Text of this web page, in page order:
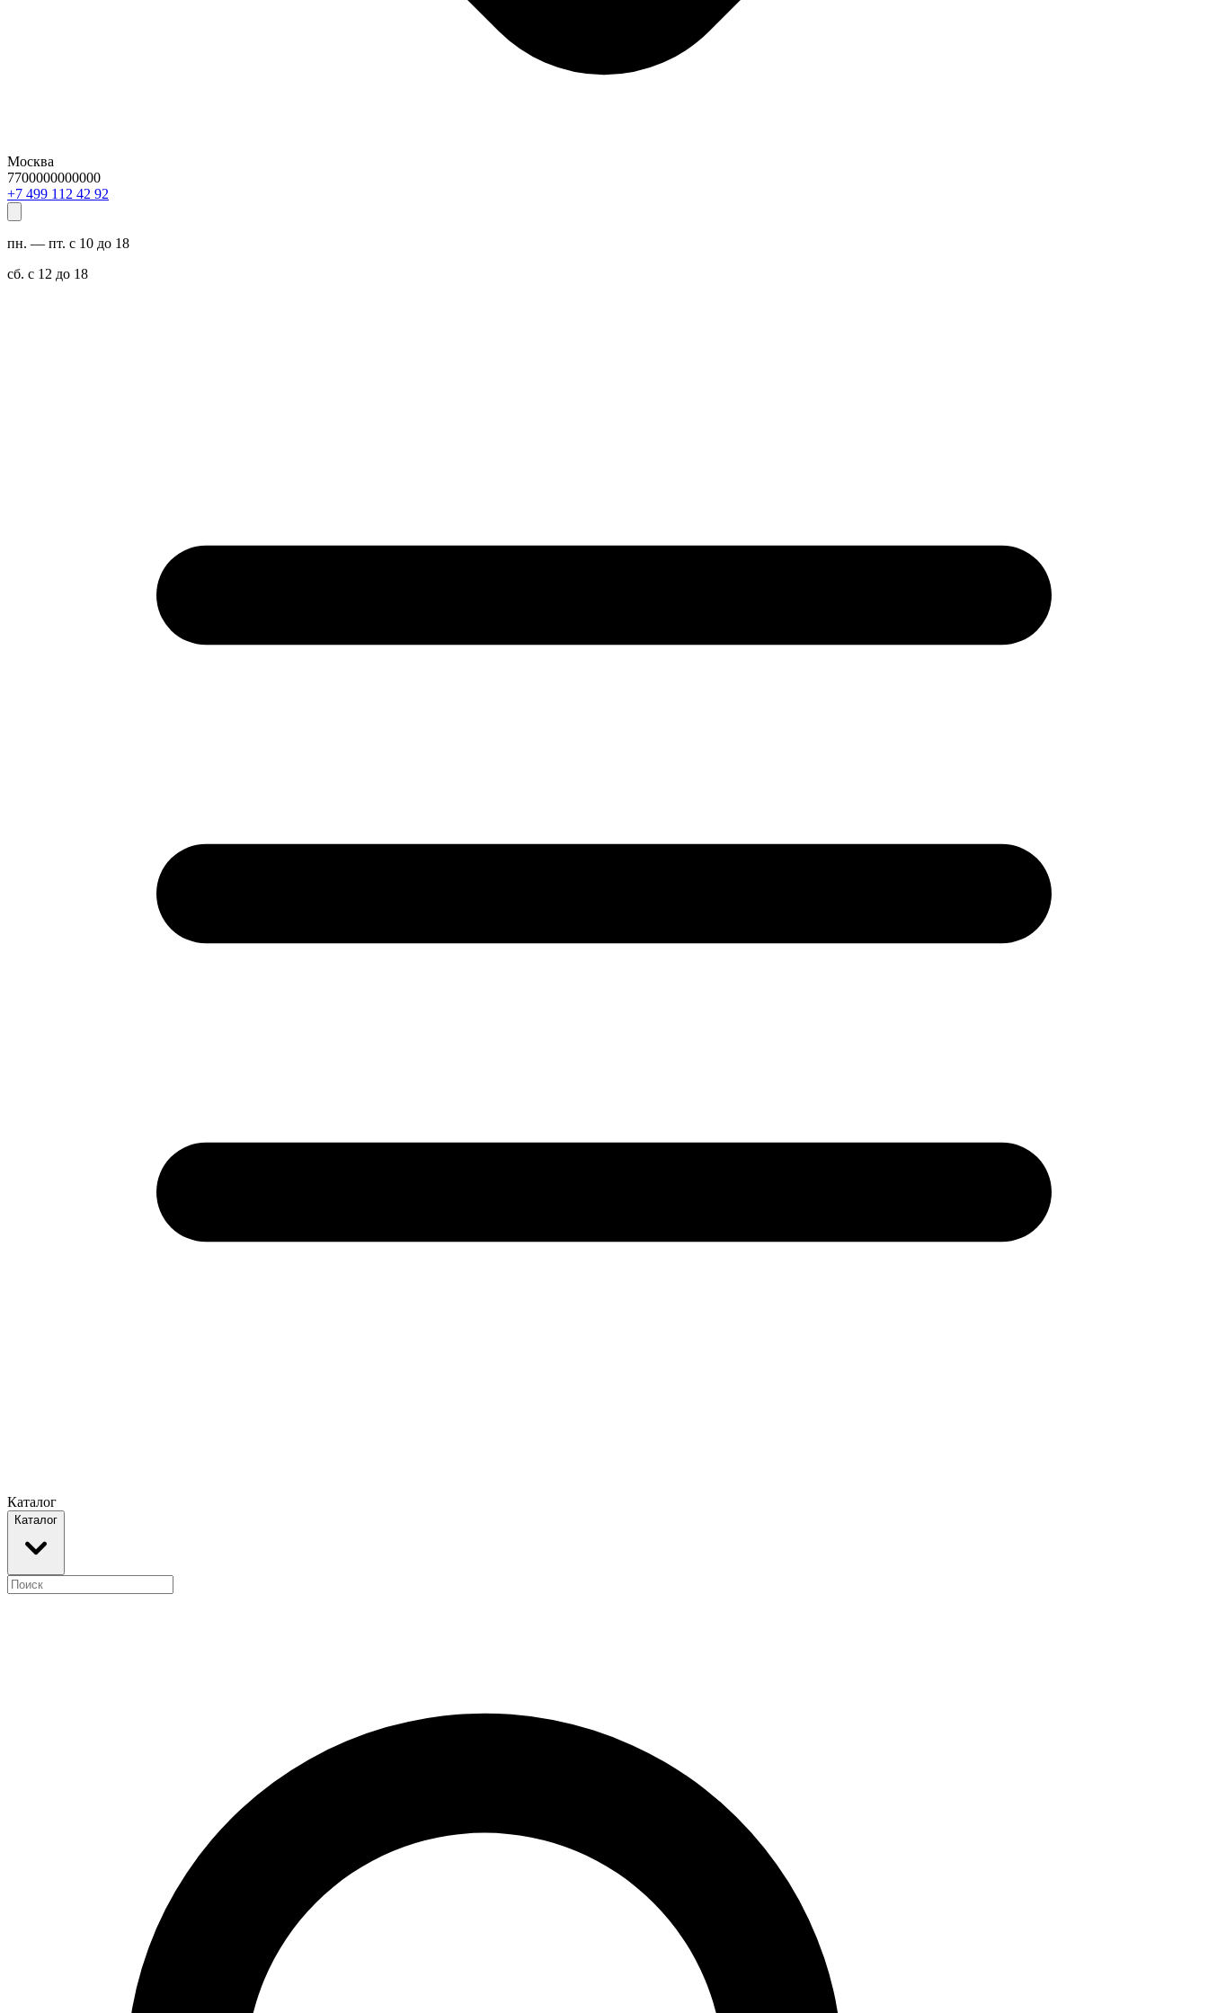
Москва
7700000000000
29 24 211 994 7+
пн. — пт. с 10 до 18
сб. с 12 до 18
Каталог
Каталог